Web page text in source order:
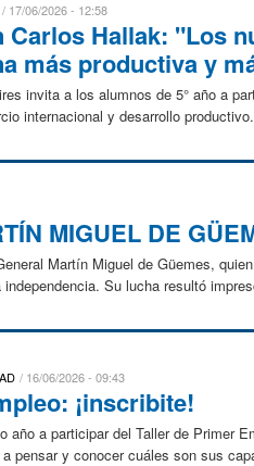
17/06/2026 - 12:58
Carlos Hallak: "Los
más productiva y
invita a los alumnos de 5° año a
internacional y desarrollo
MIGUEL DE
Martín Miguel de Güemes,
Su lucha resultó
16/06/2026 - 09:43
¡inscribite!
año a participar del Taller de Primer
pensar y conocer cuáles son sus